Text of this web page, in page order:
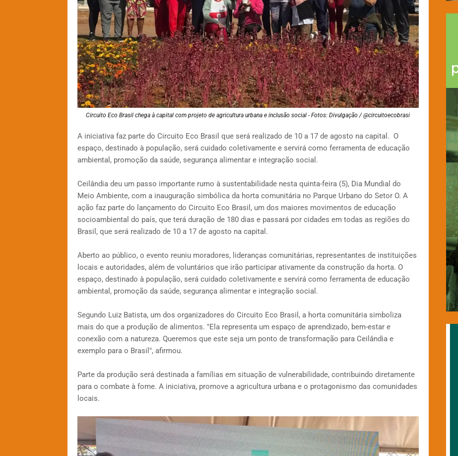
Circuito Eco Brasil chega à capital com projeto de agricultura urbana e inclusão social - Fotos: Divulgação / @circuitoecobrasi
A iniciativa faz parte do Circuito Eco Brasil que será realizado de 10 a 17 de agosto na capital. O
espaço, destinado à população, será cuidado coletivamente e servirá como ferramenta de educação
ambiental, promoção da saúde, segurança alimentar e integração social.
Ceilândia deu um passo importante rumo à sustentabilidade nesta quinta-feira (5), Dia Mundial do
Meio Ambiente, com a inauguração simbólica da horta comunitária no Parque Urbano do Setor O. A
ação faz parte do lançamento do Circuito Eco Brasil, um dos maiores movimentos de educação
socioambiental do país, que terá duração de 180 dias e passará por cidades em todas as regiões do
Brasil, que será realizado de 10 a 17 de agosto na capital.
Aberto ao público, o evento reuniu moradores, lideranças comunitárias, representantes de instituições
locais e autoridades, além de voluntários que irão participar ativamente da construção da horta. O
espaço, destinado à população, será cuidado coletivamente e servirá como ferramenta de educação
ambiental, promoção da saúde, segurança alimentar e integração social.
Segundo Luiz Batista, um dos organizadores do Circuito Eco Brasil, a horta comunitária simboliza
mais do que a produção de alimentos. "Ela representa um espaço de aprendizado, bem-estar e
conexão com a natureza. Queremos que este seja um ponto de transformação para Ceilândia e
exemplo para o Brasil", afirmou.
Parte da produção será destinada a famílias em situação de vulnerabilidade, contribuindo diretamente
para o combate à fome. A iniciativa, promove a agricultura urbana e o protagonismo das comunidades
locais.